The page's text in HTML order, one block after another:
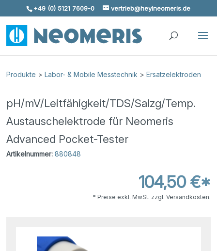
Skip To Content
+49 (0) 5121 7609-0 vertrieb@heylneomeris.de
Produkte >Labor- & Mobile Messtechnik >Ersatzelektroden
pH/mV/Leitfähigkeit/TDS/Salzg/Temp.
Austauschelektrode für Neomeris
Advanced Pocket-Tester
Artikelnummer: 880848
104,50 €*
* Preise exkl. MwSt. zzgl. Versandkosten.